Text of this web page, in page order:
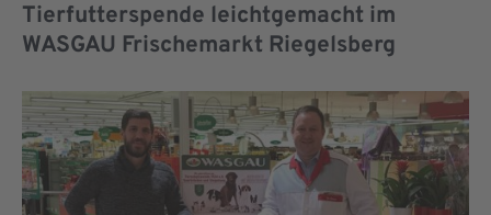
Tierfutterspende leichtgemacht im
WASGAU Frischemarkt Riegelsberg